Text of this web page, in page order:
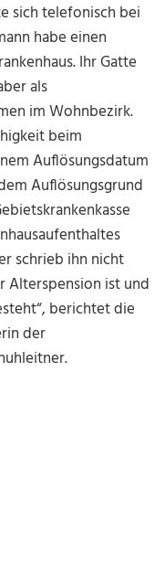
sich telefonisch bei
habe einen
Ihr Gatte
als
im Wohnbezirk.
beim
Auflösungsdatum
Auflösungsgrund
schrieb ihn nicht
Alterspension ist und
berichtet die
der